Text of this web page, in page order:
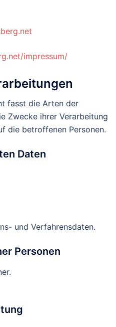
impressum/
fasst die Arten der
Zwecke ihrer Verarbeitung
die betroffenen Personen.
Daten
und Verfahrensdaten.
Personen